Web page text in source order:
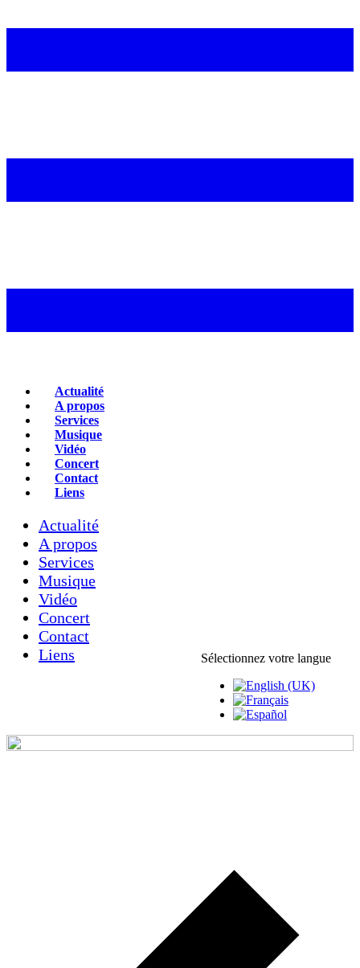
Actualité
A propos
Services
Musique
Vidéo
Concert
Contact
Liens
Actualité
A propos
Services
Musique
Vidéo
Concert
Contact
Liens
Sélectionnez votre langue